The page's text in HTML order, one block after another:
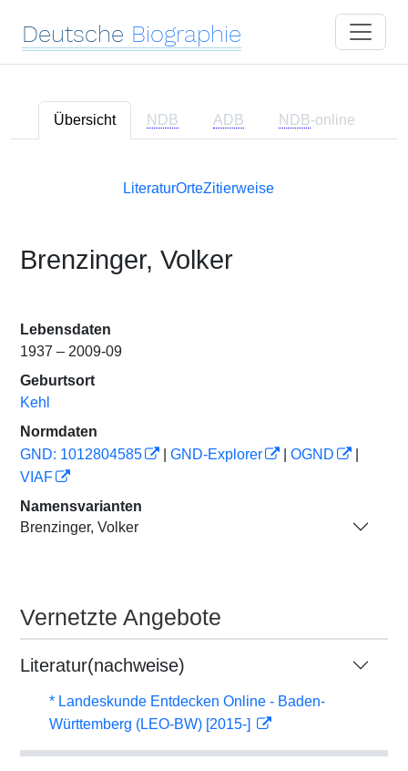
Deutsche Biographie
Übersicht NDB ADB NDB-online
LiteraturOrteZitierweise
Brenzinger, Volker
Lebensdaten
1937 – 2009-09
Geburtsort
Kehl
Normdaten
GND: 1012804585
GND-Explorer OGND
VIAF
Namensvarianten
Brenzinger, Volker
Vernetzte Angebote
Literatur(nachweise)
* Landeskunde Entdecken Online - Baden-
Württemberg (LEO-BW) [2015-]